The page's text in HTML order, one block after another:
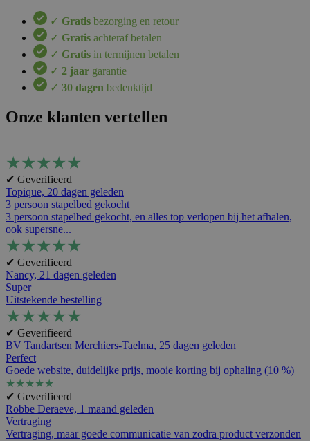
✓ Gratis bezorging en retour
✓ Gratis achteraf betalen
✓ Gratis in termijnen betalen
✓ 2 jaar garantie
✓ 30 dagen bedenktijd
Onze klanten vertellen
★★★★★
✔ Geverifieerd
Topique, 20 dagen geleden
3 persoon stapelbed gekocht
3 persoon stapelbed gekocht, en alles top verlopen bij het afhalen,
ook supersne...
★★★★★
✔ Geverifieerd
Nancy, 21 dagen geleden
Super
Uitstekende bestelling
★★★★★
✔ Geverifieerd
BV Tandartsen Merchiers-Taelma, 25 dagen geleden
Perfect
Goede website, duidelijke prijs, mooie korting bij ophaling (10 %)
★★★★★
✔ Geverifieerd
Robbe Deraeve, 1 maand geleden
Vertraging
Vertraging, maar goede communicatie van zodra product verzonden